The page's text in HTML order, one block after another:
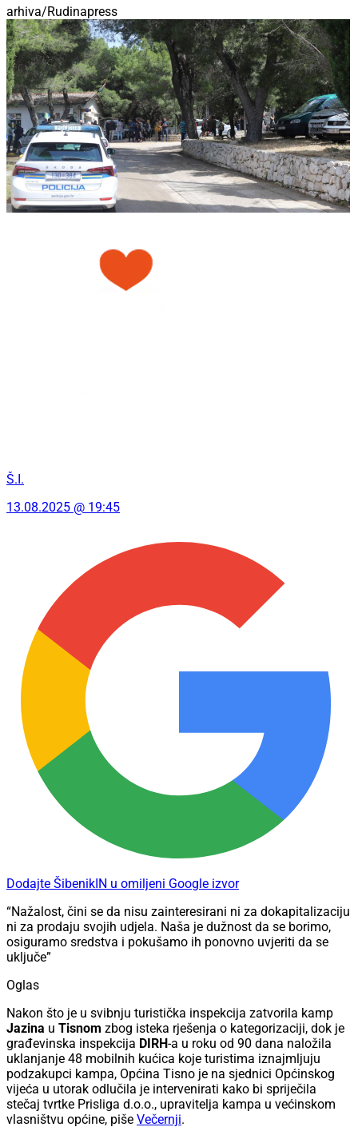
arhiva/Rudinapress
Š.I.
13.08.2025 @ 19:45
Dodajte ŠibenikIN u omiljeni Google izvor
“Nažalost, čini se da nisu zainteresirani ni za dokapitalizaciju
ni za prodaju svojih udjela. Naša je dužnost da se borimo,
osiguramo sredstva i pokušamo ih ponovno uvjeriti da se
uključe”
Oglas
Nakon što je u svibnju turistička inspekcija zatvorila kamp
Jazina u Tisnom zbog isteka rješenja o kategorizaciji, dok je
građevinska inspekcija DIRH-a u roku od 90 dana naložila
uklanjanje 48 mobilnih kućica koje turistima iznajmljuju
podzakupci kampa, Općina Tisno je na sjednici Općinskog
vijeća u utorak odlučila je intervenirati kako bi spriječila
stečaj tvrtke Prisliga d.o.o., upravitelja kampa u većinskom
vlasništvu općine, piše Večernji.